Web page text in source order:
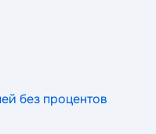
без процентов